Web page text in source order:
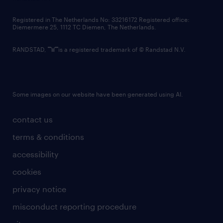
contact us
terms & conditions
accessibility
cookies
privacy notice
misconduct reporting procedure
Registered in The Netherlands No: 33216172 Registered office:
Diemermere 25, 1112 TC Diemen, The Netherlands.
RANDSTAD, is a registered trademark of © Randstad N.V.
Some images on our website have been generated using AI.